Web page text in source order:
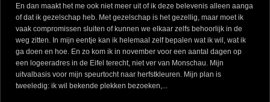
En dan maakt het me ook niet meer uit of ik deze belevenis alleen aanga
of dat ik gezelschap heb. Met gezelschap is het gezellig, maar moet ik
vaak compromissen sluiten of kunnen we elkaar zelfs behoorlijk in de
weg zitten. In mijn eentje kan ik helemaal zelf bepalen wat ik wil, wat ik
ga doen en hoe. En zo kom ik in november voor een aantal dagen op
een logeeradres in de Eifel terecht, niet ver van Monschau. Mijn
uitvalbasis voor mijn speurtocht naar herfstkleuren. Mijn plan is
tweeledig: ik wil bekende plekken bezoeken,...